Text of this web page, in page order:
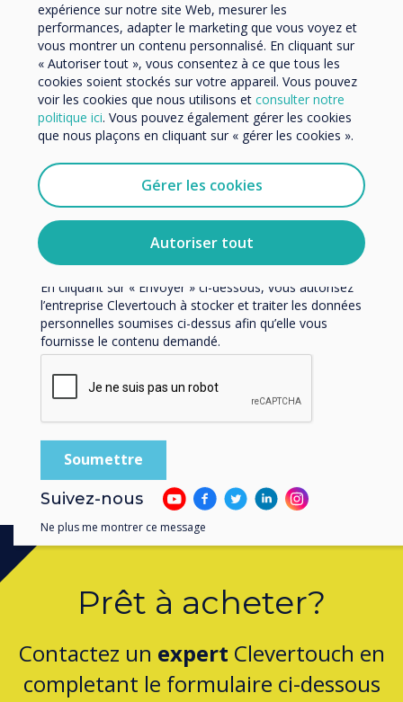
Currently Available
Webinars
Adapting to the Hybrid Workplace Webinar
Prêt à acheter?
Contactez un expert Clevertouch en
completant le formulaire ci-dessous
expérience sur notre site Web, mesurer les
performances, adapter le marketing que vous voyez et
vous montrer un contenu personnalisé. En cliquant sur
« Autoriser tout », vous consentez à ce que tous les
cookies soient stockés sur votre appareil. Vous pouvez
voir les cookies que nous utilisons et consulter notre
politique ici. Vous pouvez également gérer les cookies
que nous plaçons en cliquant sur « gérer les cookies ».
Gérer les cookies
Autoriser tout
Organisation Name
Nous aimerions vous contacter au sujet de nos produits
et services par e-mail, téléphone ou courrier.
J'accepte de recevoir des communications de
Clevertouch.
Vous pouvez vous désabonner de ces communications à
tout moment. Consultez notre Politique de confidentialité
pour en savoir plus sur nos modalités de
désabonnement, nos politiques de confidentialité et sur
notre engagement vis-à-vis de la protection et du respect
de la vie privée.
En cliquant sur « Envoyer » ci-dessous, vous autorisez
l’entreprise Clevertouch à stocker et traiter les données
personnelles soumises ci-dessus afin qu’elle vous
fournisse le contenu demandé.
Suivez-nous
Ne plus me montrer ce message